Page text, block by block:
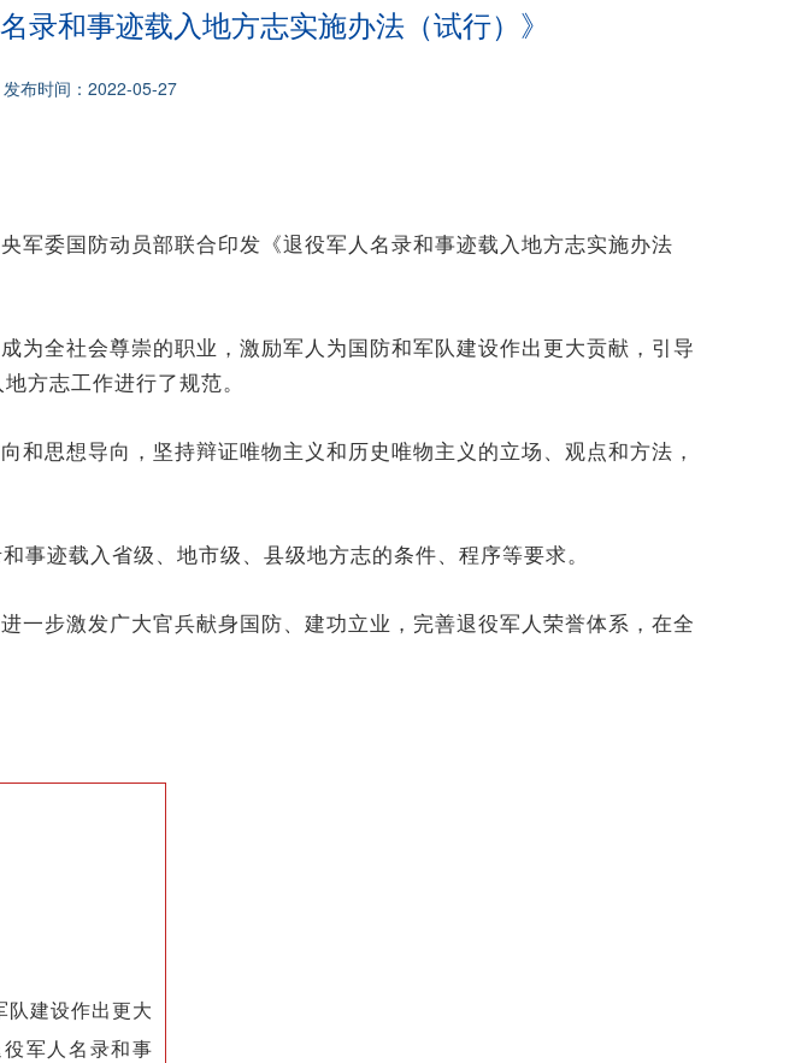
录和事迹载入地方志实施办法（试行）》
布时间：2022-05-27
军委国防动员部联合印发《退役军人名录和事迹载入地方志实施办法
为全社会尊崇的职业，激励军人为国防和军队建设作出更大贡献，引导
方志工作进行了规范。
思想导向，坚持辩证唯物主义和历史唯物主义的立场、观点和方法，
迹载入省级、地市级、县级地方志的条件、程序等要求。
一步激发广大官兵献身国防、建功立业，完善退役军人荣誉体系，在全
建设作出更大
军人名录和事